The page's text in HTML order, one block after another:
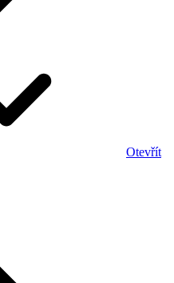
Otevřít